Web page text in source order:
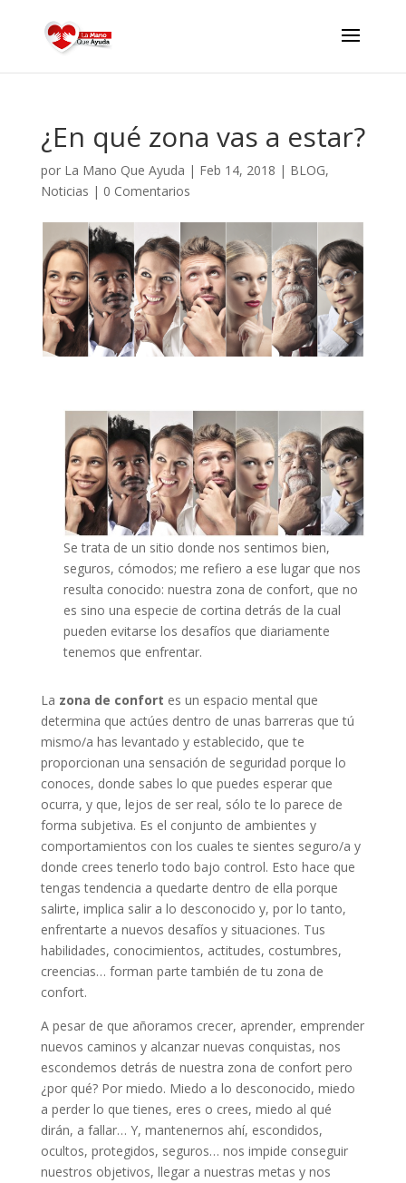
¿En qué zona vas a estar?
por La Mano Que Ayuda | Feb 14, 2018 | BLOG,
Noticias | 0 Comentarios
Se trata de un sitio donde nos sentimos bien,
seguros, cómodos; me refiero a ese lugar que nos
resulta conocido: nuestra zona de confort, que no
es sino una especie de cortina detrás de la cual
pueden evitarse los desafíos que diariamente
tenemos que enfrentar.
La zona de confort es un espacio mental que
determina que actúes dentro de unas barreras que tú
mismo/a has levantado y establecido, que te
proporcionan una sensación de seguridad porque lo
conoces, donde sabes lo que puedes esperar que
ocurra, y que, lejos de ser real, sólo te lo parece de
forma subjetiva. Es el conjunto de ambientes y
comportamientos con los cuales te sientes seguro/a y
donde crees tenerlo todo bajo control. Esto hace que
tengas tendencia a quedarte dentro de ella porque
salirte, implica salir a lo desconocido y, por lo tanto,
enfrentarte a nuevos desafíos y situaciones. Tus
habilidades, conocimientos, actitudes, costumbres,
creencias… forman parte también de tu zona de
confort.
A pesar de que añoramos crecer, aprender, emprender
nuevos caminos y alcanzar nuevas conquistas, nos
escondemos detrás de nuestra zona de confort pero
¿por qué? Por miedo. Miedo a lo desconocido, miedo
a perder lo que tienes, eres o crees, miedo al qué
dirán, a fallar… Y, mantenernos ahí, escondidos,
ocultos, protegidos, seguros… nos impide conseguir
nuestros objetivos, llegar a nuestras metas y nos